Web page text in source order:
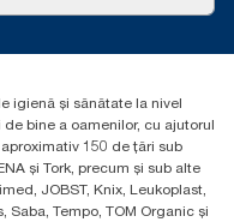
Hygiene
igienă și sănătate la nivel
bine a oamenilor, cu ajutorul
150 de țări sub
și Tork, precum și sub alte
JOBST, Knix, Leukoplast,
Saba, Tempo, TOM Organic și